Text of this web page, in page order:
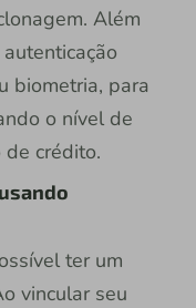
Além
biometria, para
o nível de
de crédito.
ter um
vincular seu